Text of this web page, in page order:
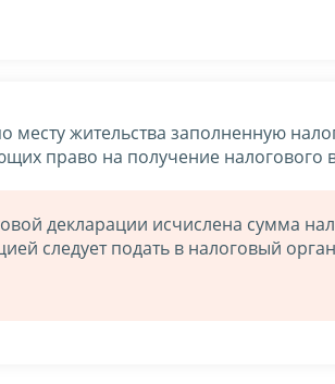
месту жительства заполненную
право на получение налогового
декларации исчислена сумма
следует подать в налоговый